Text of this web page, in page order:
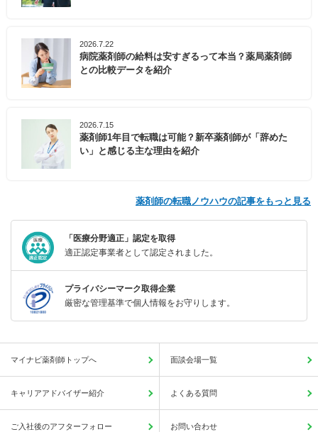
2026.7.22
病院薬剤師の給料は安すぎるって本当？薬局薬剤師
との比較データを紹介
2026.7.15
薬剤師1年目で転職は可能？新卒薬剤師が「辞めた
い」と感じる主な理由を紹介
薬剤師の転職ノウハウの記事をもっと見る
「医療分野適正」認定を取得
適正認定事業者として認定されました。
プライバシーマーク取得企業
厳密な管理基準で個人情報をお守りします。
マイナビ薬剤師トップへ 面談会場一覧
キャリアアドバイザー紹介 よくある質問
ご入社後のアフターフォロー お問い合わせ